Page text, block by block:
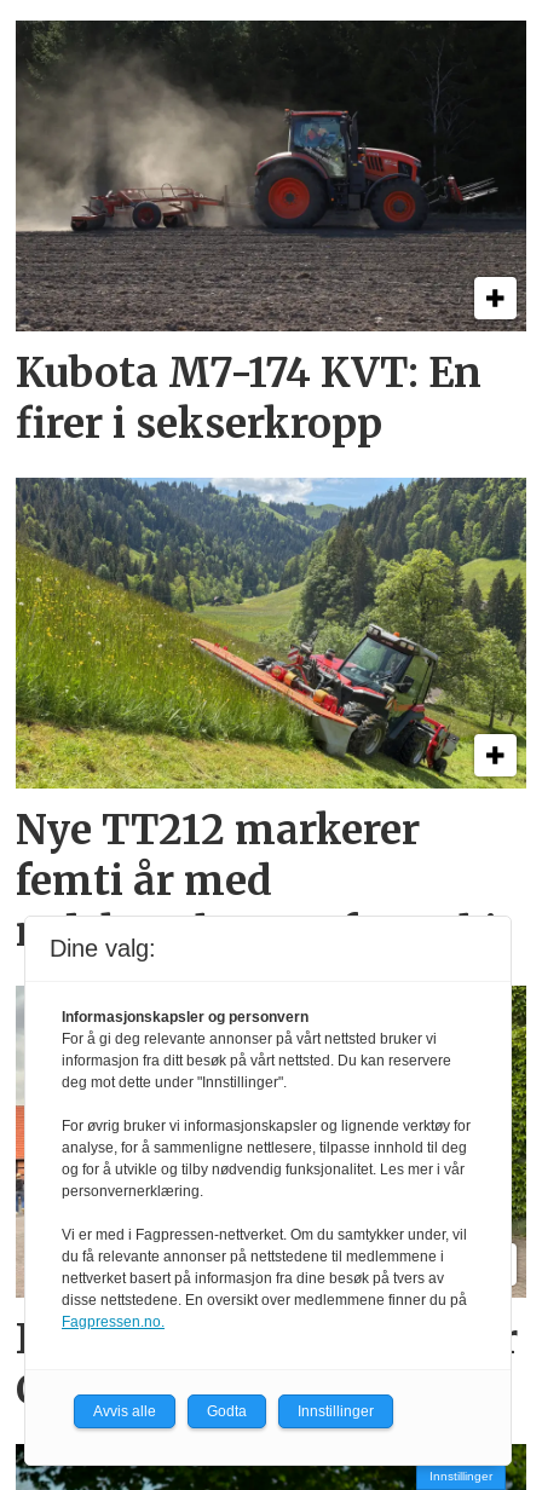
Kubota M7-174 KVT: En
firer i sekserkropp
Nye TT212 markerer
femti år­ med
redskapsbærere fra Aebi
Komfort er stikkordet for
Claas Axion 8
Innstillinger
Dine valg:
Informasjonskapsler og personvern
For å gi deg relevante annonser på vårt nettsted bruker vi
informasjon fra ditt besøk på vårt nettsted. Du kan reservere
deg mot dette under "Innstillinger".
For øvrig bruker vi informasjonskapsler og lignende verktøy for
analyse, for å sammenligne nettlesere, tilpasse innhold til deg
og for å utvikle og tilby nødvendig funksjonalitet. Les mer i vår
personvernerklæring.
Vi er med i Fagpressen-nettverket. Om du samtykker under, vil
du få relevante annonser på nettstedene til medlemmene i
nettverket basert på informasjon fra dine besøk på tvers av
disse nettstedene. En oversikt over medlemmene finner du på
Fagpressen.no.
Avvis alle Godta Innstillinger